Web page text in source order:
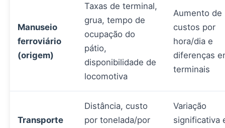
Manuseio
ferroviário
(origem)
Taxas de terminal,
grua, tempo de
ocupação do
pátio,
disponibilidade de
locomotiva
Aumento de
custos por
hora/dia e
diferenças
terminais
Transporte
Distância, custo
por tonelada/por
Variação
significativa